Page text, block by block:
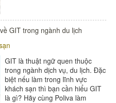
GIT trong ngành du lịch
GIT là thuật ngữ quen thuộc
trong ngành dịch vụ, du lịch. Đặc
biệt nếu làm trong lĩnh vực
khách sạn thì bạn cần hiểu GIT
là gì? Hãy cùng Poliva làm